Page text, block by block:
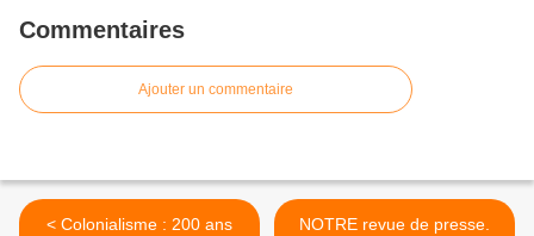
Commentaires
Ajouter un commentaire
< Colonialisme : 200 ans
NOTRE revue de presse.